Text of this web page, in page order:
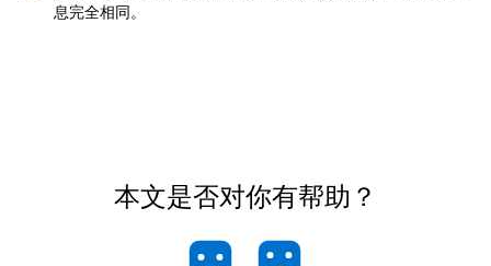
息完全相同。
本文是否对你有帮助？